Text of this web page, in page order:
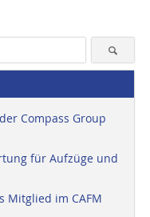
Compass Group
für Aufzüge und
Mitglied im CAFM